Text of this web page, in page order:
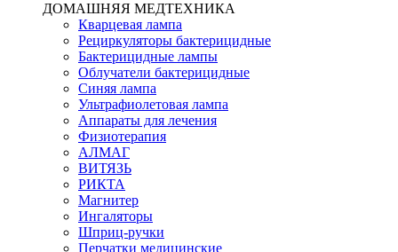
ДОМАШНЯЯ МЕДТЕХНИКА
Кварцевая лампа
Рециркуляторы бактерицидные
Бактерицидные лампы
Облучатели бактерицидные
Синяя лампа
Ультрафиолетовая лампа
Аппараты для лечения
Физиотерапия
АЛМАГ
ВИТЯЗЬ
РИКТА
Магнитер
Ингаляторы
Шприц-ручки
Перчатки медицинские